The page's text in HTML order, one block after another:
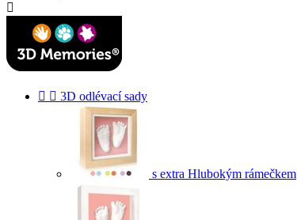

  3D odlévací sady
s extra Hlubokým rámečkem